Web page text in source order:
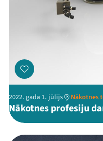
2022. gada 1. jūlijs Nākotnes
Nākotnes profesiju